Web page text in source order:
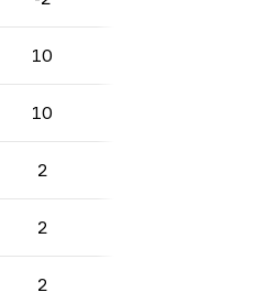
10
10
2
2
2